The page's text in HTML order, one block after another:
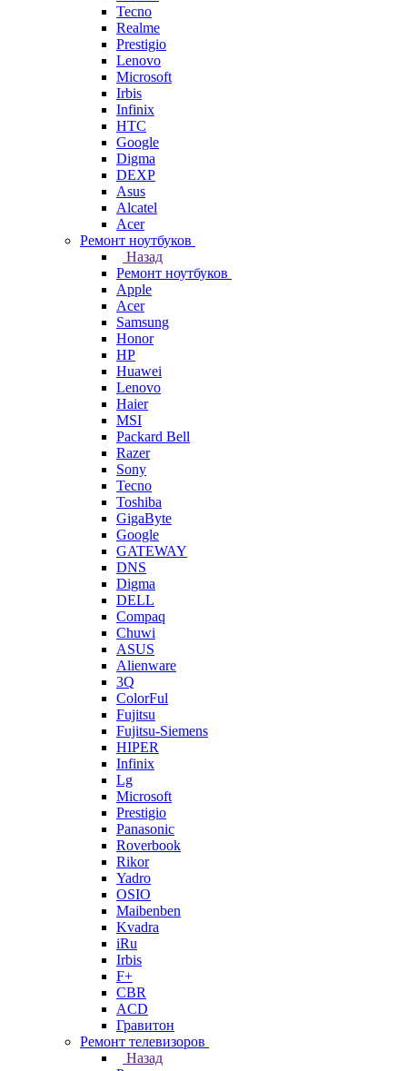
Tecno
Realme
Prestigio
Lenovo
Microsoft
Irbis
Infinix
HTC
Google
Digma
DEXP
Asus
Alcatel
Acer
Ремонт ноутбуков
Назад
Ремонт ноутбуков
Apple
Acer
Samsung
Honor
HP
Huawei
Lenovo
Haier
MSI
Packard Bell
Razer
Sony
Tecno
Toshiba
GigaByte
Google
GATEWAY
DNS
Digma
DELL
Compaq
Chuwi
ASUS
Alienware
3Q
ColorFul
Fujitsu
Fujitsu-Siemens
HIPER
Infinix
Lg
Microsoft
Prestigio
Panasonic
Roverbook
Rikor
Yadro
OSIO
Maibenben
Kvadra
iRu
Irbis
F+
CBR
ACD
Гравитон
Ремонт телевизоров
Назад